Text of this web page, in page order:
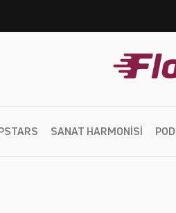
SANAT HARMONISI